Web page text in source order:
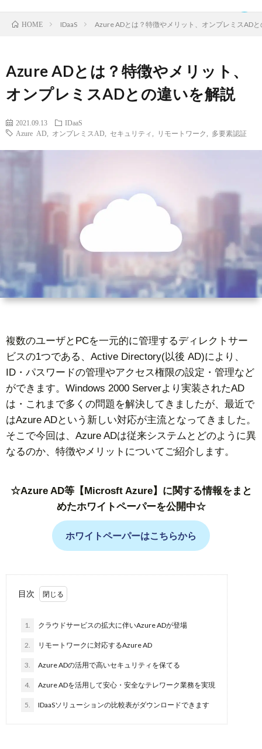
ラ
ド
ス
基
礎
知
IDaaS
運
報
合
わ
せ
HOME IDaaS Azure ADとは？特徴やメリット、オンプレミスAD
Azure ADとは？特徴やメリット、
オンプレミスADとの違いを解説
2021.09.13
IDaaS
Azure AD
オンプレミスAD セキュリティ リモートワーク 多要素認証
複数のユーザとPCを一元的に管理するディレクトサー
ビスの1つである、Active Directory(以後 AD)により、
ID・パスワードの管理やアクセス権限の設定・管理など
ができます。Windows 2000 Serverより実装されたAD
は・これまで多くの問題を解決してきましたが、最近で
はAzure ADという新しい対応が主流となってきました。
そこで今回は、Azure ADは従来システムとどのように異
なるのか、特徴やメリットについてご紹介します。
☆Azure AD等【Microsft Azure】に関する情報をまと
めたホワイトペーパーを公開中☆
ホワイトペーパーはこちらから
目次
1. クラウドサービスの拡大に伴いAzure ADが登場
2. リモートワークに対応するAzure AD
3. Azure ADの活用で高いセキュリティを保てる
4. Azure ADを活用して安心・安全なテレワーク業務を実現
5. IDaaSソリューションの比較表がダウンロードできます